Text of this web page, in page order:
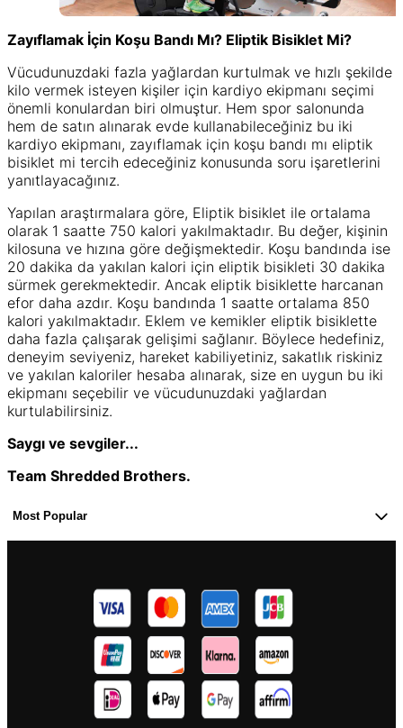
Zayıflamak İçin Koşu Bandı Mı? Eliptik Bisiklet Mi?
Vücudunuzdaki fazla yağlardan kurtulmak ve hızlı şekilde
kilo vermek isteyen kişiler için kardiyo ekipmanı seçimi
önemli konulardan biri olmuştur. Hem spor salonunda
hem de satın alınarak evde kullanabileceğiniz bu iki
kardiyo ekipmanı, zayıflamak için koşu bandı mı eliptik
bisiklet mi tercih edeceğiniz konusunda soru işaretlerini
yanıtlayacağınız.
Yapılan araştırmalara göre, Eliptik bisiklet ile ortalama
olarak 1 saatte 750 kalori yakılmaktadır. Bu değer, kişinin
kilosuna ve hızına göre değişmektedir. Koşu bandında ise
20 dakika da yakılan kalori için eliptik bisikleti 30 dakika
sürmek gerekmektedir. Ancak eliptik bisiklette harcanan
efor daha azdır. Koşu bandında 1 saatte ortalama 850
kalori yakılmaktadır. Eklem ve kemikler eliptik bisiklette
daha fazla çalışarak gelişimi sağlanır. Böylece hedefiniz,
deneyim seviyeniz, hareket kabiliyetiniz, sakatlık riskiniz
ve yakılan kaloriler hesaba alınarak, size en uygun bu iki
ekipmanı seçebilir ve vücudunuzdaki yağlardan
kurtulabilirsiniz.
Saygı ve sevgiler...
Team Shredded Brothers.
Most Popular